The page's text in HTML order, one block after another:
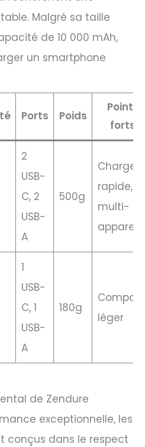
Malgré sa taille
de 10 000 mAh,
un smartphone
Ports Poids
Points
forts
2
USB-
C, 2
USB-
A
500g
Charge
rapide,
multi-
appareils
1
USB-
C, 1
USB-
A
180g
léger
de Zendure
exceptionnelle, les
conçus dans le respect